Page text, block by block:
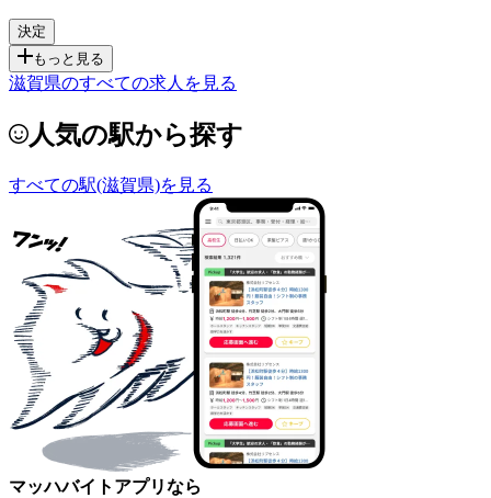
もっと見る
滋賀県のすべての求人を見る
人気の駅から探す
すべての駅(滋賀県)を見る
マッハバイトアプリなら